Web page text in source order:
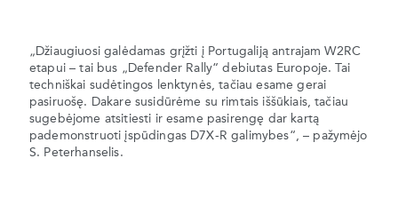
„Džiaugiuosi galėdamas grįžti į Portugaliją antrajam W2RC
etapui – tai bus „Defender Rally“ debiutas Europoje. Tai
techniškai sudėtingos lenktynės, tačiau esame gerai
pasiruošę. Dakare susidūrėme su rimtais iššūkiais, tačiau
sugebėjome atsitiesti ir esame pasirengę dar kartą
pademonstruoti įspūdingas D7X-R galimybes“, – pažymėjo
S. Peterhanselis.